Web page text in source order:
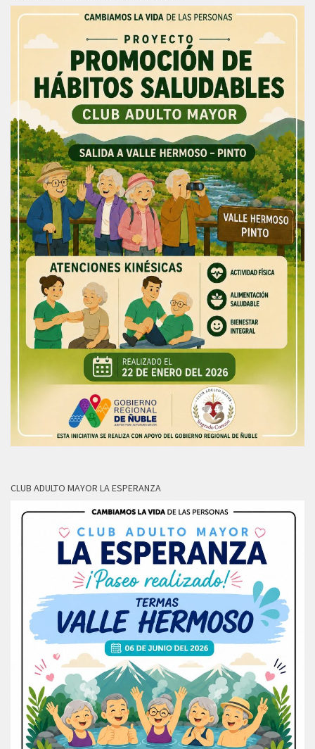
CLUB ADULTO MAYOR LA ESPERANZA